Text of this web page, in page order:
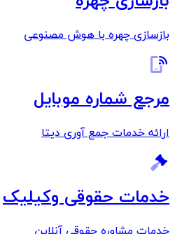
بازسازی چهره با هوش مصنوعی
مرجع شماره موبایل
ارائه خدمات جمع آوری دیتا
خدمات حقوقی وکیلیک